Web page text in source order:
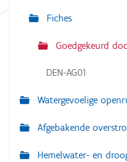
Fiches
Goedgekeurd
DEN-AG01
Watergevoelige
Afgebakende
Hemelwater- en